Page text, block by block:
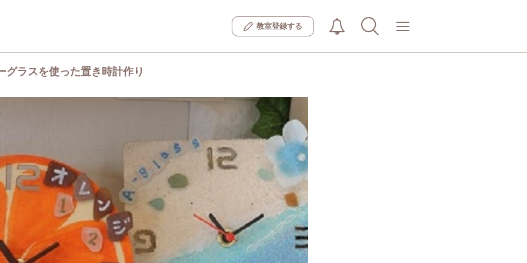
教室登録する
グラスを使った置き時計作り